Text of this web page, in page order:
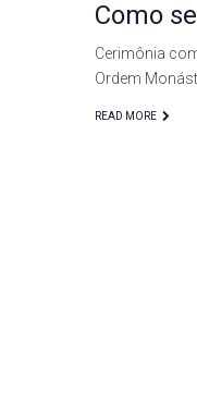
Como
Cerimônia
Ordem
READ MORE